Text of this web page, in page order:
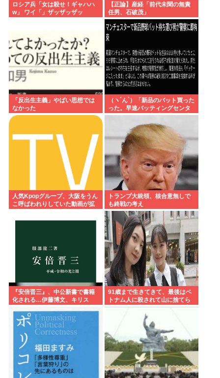
ロシア兵「女は殺せ！ギャハハ
w」 ワイ「」ザッザッザッ
【正論】産経「前代未聞の無責
任男、石破茂」
「反出生主義」やばい思想では
なかった
（ヽ´ん`）「新品のバット買った
った。早速バッティングセンタ
ーに行くか」警察「暴漢だ！逮
捕する！（ヽ°ん°）「」
人気Kpopグループ、大阪をうん
こ呼ばわれりしていた動画が拡
トランプ大統領、核合意無しで
も終戦の考え
『安倍晋三』、中公新書で書籍
化される…伊藤博文、キリス
91歳まで生きてきて、最後はベ
トナム人に殺されて山に捨てら
れるって日本終わってんだろ高